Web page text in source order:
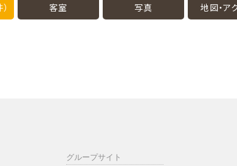
客室 写真 地図・ア
グループサイト